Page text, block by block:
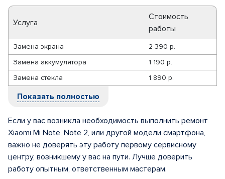
Услуга
Стоимость
работы
Замена экрана
2 390 р.
Замена аккумулятора
1 190 р.
Замена стекла
1 890 р.
Показать полностью
Если у вас возникла необходимость выполнить ремонт
Xiaomi Mi Note, Note 2, или другой модели смартфона,
важно не доверять эту работу первому сервисному
центру, возникшему у вас на пути. Лучше доверить
работу опытным, ответственным мастерам.